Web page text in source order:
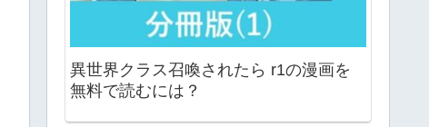
異世界クラス召喚されたら r1の漫画を
無料で読むには？